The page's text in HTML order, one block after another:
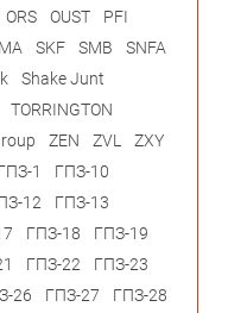
ORS OUST
PFI
SKF SMB
SNFA
Shake Junt
TORRINGTON
ZEN ZVL
ZXY
1
ГПЗ-10
12
ГПЗ-13
ГПЗ-18
ГПЗ-19
ГПЗ-22
ГПЗ-23
26 ГПЗ-27 ГПЗ-28